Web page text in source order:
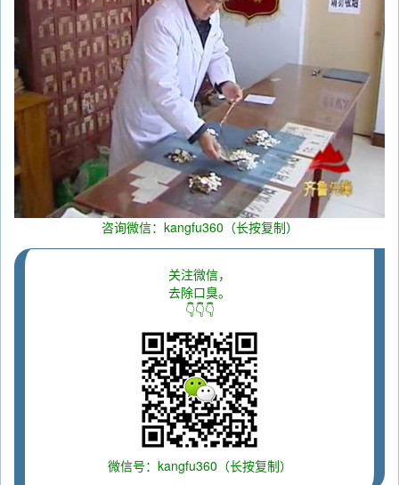
咨询微信：kangfu360（长按复制）
关注微信，
去除口臭。
👇👇👇
微信号：kangfu360（长按复制）